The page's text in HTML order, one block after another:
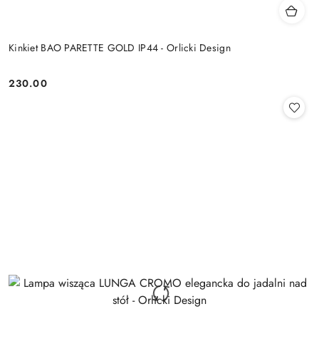
Kinkiet BAO PARETTE GOLD IP44 - Orlicki Design
Cena:
230.00